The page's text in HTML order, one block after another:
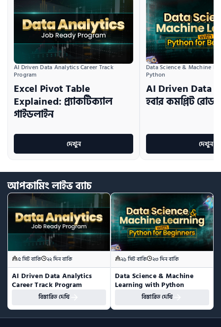
AI Driven Data Analytics Career Track
Program
Excel Pivot Table
Explained: প্র্যাকটিক্যাল
গাইডলাইন
দেখুন
Data Science & Machine
Python
AI Driven Data
হবার কমপ্লিট
দেখুন
আপকামিংলাইভব্যাচ
৫ সিট বাকি ২২ দিন বাকি
AI Driven Data Analytics
Career Track Program
বিস্তারিত দেখি
২১ সিট বাকি ২৩ দিন বাকি
Data Science & Machine
Learning with Python
বিস্তারিত দেখি